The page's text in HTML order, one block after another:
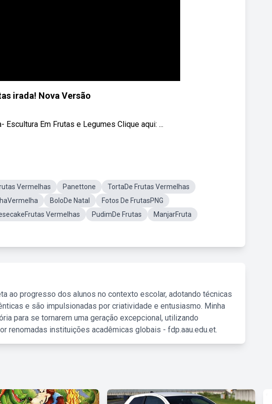
irada! Nova Versão
Em Frutas e Legumes Clique aqui: ...
Vermelhas Panettone
TortaDe Frutas Vermelhas
BoloDe Natal
Fotos De FrutasPNG
Vermelhas PudimDe Frutas
ManjarFruta
ao progresso dos alunos no contexto escolar, adotando técnicas
e são impulsionadas por criatividade e entusiasmo. Minha
para se tornarem uma geração excepcional, utilizando
renomadas instituições acadêmicas globais - fdp.aau.edu.et.